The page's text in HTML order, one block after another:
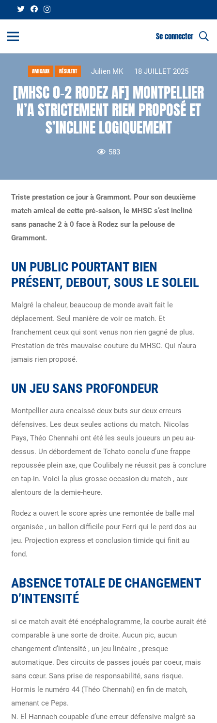
Se connecter
AMICAUX RÉSULTAT Julien MK 18 JUILLET 2025
[MHSC 0-2 RODEZ AF] MONTPELLIER
N’A STRICTEMENT RIEN PROPOSÉ ET
S’INCLINE LOGIQUEMENT
583
Triste prestation ce jour à Grammont. Pour son deuxième
match amical de cette pré-saison, le MHSC s’est incliné
sans panache 2 à 0 face à Rodez sur la pelouse de
Grammont.
UN PUBLIC POURTANT BIEN
PRÉSENT, DEBOUT, SOUS LE SOLEIL
Malgré la chaleur, beaucoup de monde avait fait le
déplacement. Seul manière de voir ce match. Et
franchement ceux qui sont venus non rien gagné de plus.
Prestation de très mauvaise couture du MHSC. Qui n’aura
jamais rien proposé.
UN JEU SANS PROFONDEUR
Montpellier aura encaissé deux buts sur deux erreurs
défensives. Les deux seules actions du match. Nicolas
Pays, Théo Chennahi ont été les seuls joueurs un peu au-
dessus. Un débordement de Tchato conclu d’une frappe
repoussée plein axe, que Coulibaly ne réussit pas à conclure
en tap-in. Voici la plus grosse occasion du match , aux
alentours de la demie-heure.
Rodez a ouvert le score après une remontée de balle mal
organisée , un ballon difficile pour Ferri qui le perd dos au
jeu. Projection express et conclusion timide qui finit au
fond.
ABSENCE TOTALE DE CHANGEMENT
D’INTENSITÉ
si ce match avait été encéphalogramme, la courbe aurait été
comparable à une sorte de droite. Aucun pic, aucun
changement d’intensité , un jeu linéaire , presque
automatique. Des circuits de passes joués par coeur, mais
sans cœur. Sans prise de responsabilité, sans risque.
Hormis le numéro 44 (Théo Chennahi) en fin de match,
amenant ce Peps.
N. El Hannach coupable d’une erreur défensive malgré sa